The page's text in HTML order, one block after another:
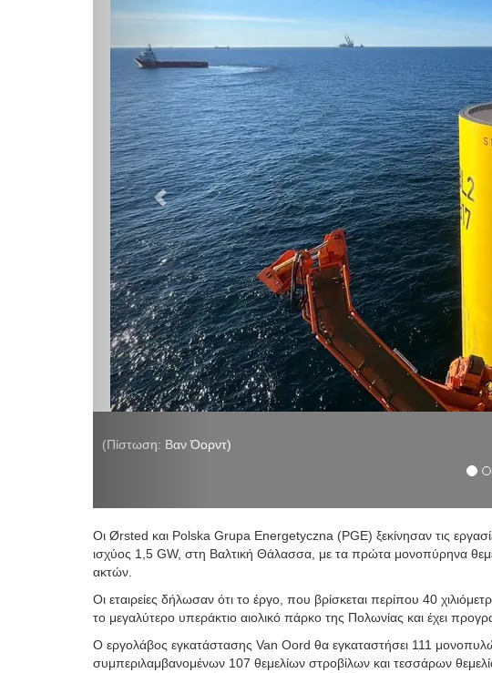
Οι Ørsted και Polska Grupa Energetyczna (PGE) ξεκίνησαν τις
ισχύος 1,5 GW, στη Βαλτική Θάλασσα, με τα πρώτα μονοπύρηνα
ακτών.
Οι εταιρείες δήλωσαν ότι το έργο, που βρίσκεται περίπου 40
το μεγαλύτερο υπεράκτιο αιολικό πάρκο της Πολωνίας και έχει
Ο εργολάβος εγκατάστασης Van Oord θα εγκαταστήσει 111
συμπεριλαμβανομένων 107 θεμελίων στροβίλων και τεσσάρων